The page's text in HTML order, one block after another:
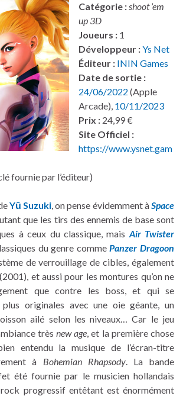
Catégorie :shoot ’em
up 3D
Joueurs : 1
Développeur :Ys Net
Éditeur : ININ Games
Date de sortie :
24/06/2022 (Apple
Arcade), 10/11/2023
Prix : 24,99 €
Site Officiel :
https://www.ysnet.gam
fournie par l’éditeur)
Yū Suzuki, on pense évidemment àSpace
que les tirs des ennemis de base sont
à ceux du classique, mais Air Twister
du genre commePanzer Dragoon
de verrouillage de cibles, également
et aussi pour les montures qu’on ne
que contre les boss, et qui se
originales avec une oie géante, un
ailé selon les niveaux… Car le jeu
très new age, et la première chose
entendu la musique de l’écran-titre
à Bohemian Rhapsody. La bande
été fournie par le musicien hollandais
progressif entêtant est énormément